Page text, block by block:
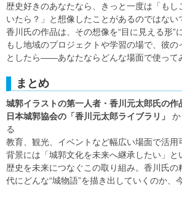
歴史好きのあなたなら、きっと一度は「もし
いたら？」と想像したことがあるのではない
香川氏の作品は、その想像を“目に見える形”
もし地域のプロジェクトや学習の場で、彼の
としたら――あなたならどんな場面で使って
まとめ
城郭イラストの第一人者・香川元太郎氏の作
日本城郭協会の「香川元太郎ライブラリ 」
る
教育、観光、イベントなど幅広い場面で活用
背景には「城郭文化を未来へ継承したい」と
歴史を未来につなぐこの取り組み。香川氏
代にどんな“城物語”を描き出していくのか、